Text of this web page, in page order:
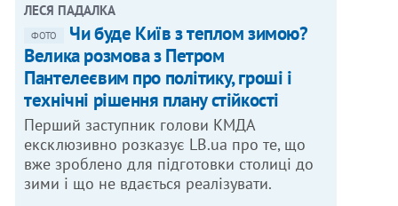
ЛЕСЯ ПАДАЛКА
ФОТО
Чи буде Київ з теплом зимою?
Велика розмова з Петром
Пантелеєвим про політику, гроші і
технічні рішення плану стійкості
Перший заступник голови КМДА
ексклюзивно розказує LB.ua про те, що
вже зроблено для підготовки столиці до
зими і що не вдається реалізувати.